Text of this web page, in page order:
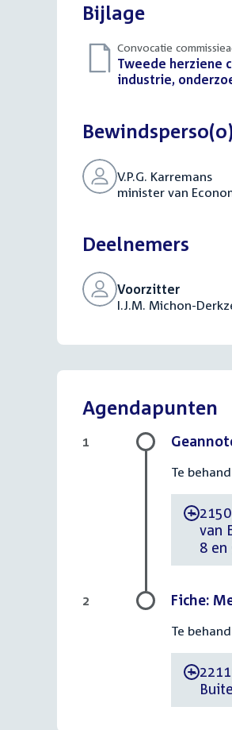
Bijlage
Convocatie
Download
bestand:
Tweede herziene
industrie,
V.P.G. Karremans
minister van
Deelnemers
Voorzitter
I.J.M. Michon-
Agendapunten
Te
-
van
8 en
1
Fiche:
Te
-
2